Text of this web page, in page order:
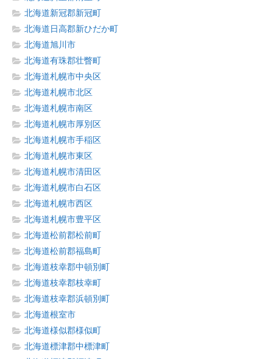
北海道新冠郡新冠町
北海道日高郡新ひだか町
北海道旭川市
北海道有珠郡壮瞥町
北海道札幌市中央区
北海道札幌市北区
北海道札幌市南区
北海道札幌市厚別区
北海道札幌市手稲区
北海道札幌市東区
北海道札幌市清田区
北海道札幌市白石区
北海道札幌市西区
北海道札幌市豊平区
北海道松前郡松前町
北海道松前郡福島町
北海道枝幸郡中頓別町
北海道枝幸郡枝幸町
北海道枝幸郡浜頓別町
北海道根室市
北海道様似郡様似町
北海道標津郡中標津町